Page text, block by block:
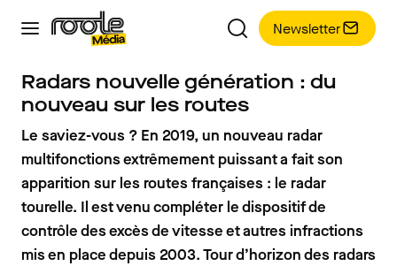
Newsletter
Radars nouvelle génération : du
nouveau sur les routes
Le saviez-vous ? En 2019, un nouveau radar
multifonctions extrêmement puissant a fait son
apparition sur les routes françaises : le radar
tourelle. Il est venu compléter le dispositif de
contrôle des excès de vitesse et autres infractions
mis en place depuis 2003. Tour d’horizon des radars